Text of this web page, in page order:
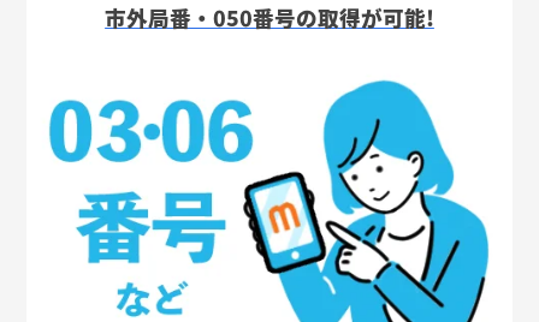
市外局番・050番号の取得が可能!